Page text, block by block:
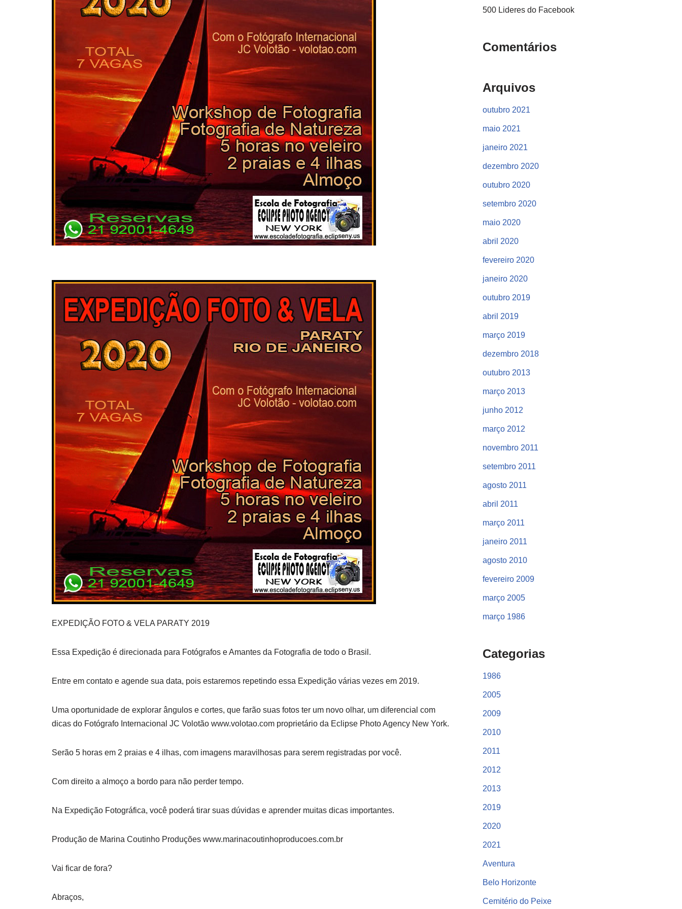
EXPEDIÇÃO FOTO & VELA PARATY 2019
Essa Expedição é direcionada para Fotógrafos e Amantes da Fotografia de todo o Brasil.
Entre em contato e agende sua data, pois estaremos repetindo essa Expedição várias vezes em 2019.
Uma oportunidade de explorar ângulos e cortes, que farão suas fotos ter um novo olhar, um diferencial com
dicas do Fotógrafo Internacional JC Volotão www.volotao.com proprietário da Eclipse Photo Agency New York.
Serão 5 horas em 2 praias e 4 ilhas, com imagens maravilhosas para serem registradas por você.
Com direito a almoço a bordo para não perder tempo.
Na Expedição Fotográfica, você poderá tirar suas dúvidas e aprender muitas dicas importantes.
Produção de Marina Coutinho Produções www.marinacoutinhoproducoes.com.br
Vai ficar de fora?
Abraços,
500 Lideres do Facebook
Comentários
Arquivos
outubro 2021
maio 2021
janeiro 2021
dezembro 2020
outubro 2020
setembro 2020
maio 2020
abril 2020
fevereiro 2020
janeiro 2020
outubro 2019
abril 2019
março 2019
dezembro 2018
outubro 2013
março 2013
junho 2012
março 2012
novembro 2011
setembro 2011
agosto 2011
abril 2011
março 2011
janeiro 2011
agosto 2010
fevereiro 2009
março 2005
março 1986
Categorias
1986
2005
2009
2010
2011
2012
2013
2019
2020
2021
Aventura
Belo Horizonte
Cemitério do Peixe